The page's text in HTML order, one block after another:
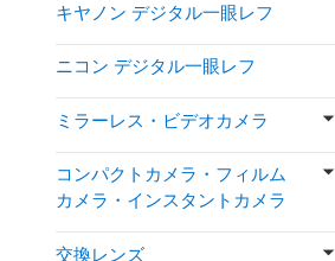
キヤノン デジタル一眼レフ
ニコン デジタル一眼レフ
ミラーレス・ビデオカメラ
コンパクトカメラ・フィルム
カメラ・インスタントカメラ
交換レンズ